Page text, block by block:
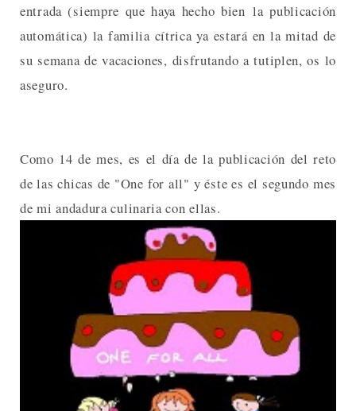
entrada (siempre que haya hecho bien la publicación
automática) la familia cítrica ya estará en la mitad de
su semana de vacaciones, disfrutando a tutiplen, os lo
aseguro.
Como 14 de mes, es el día de la publicación del reto
de las chicas de "One for all" y éste es el segundo mes
de mi andadura culinaria con ellas.